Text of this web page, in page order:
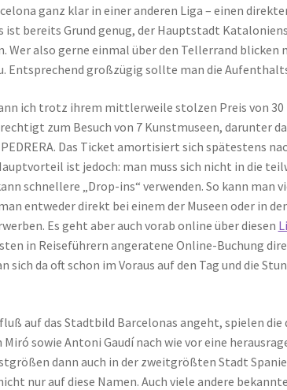
ganz klar in einer anderen Liga – einen
ist bereits Grund genug, der Hauptstadt
Wer also gerne einmal über den Tellerrand blicken
Entsprechend großzügig sollte man die
ich trotz ihrem mittlerweile stolzen Preis von 30
zum Besuch von 7 Kunstmuseen, darunter das
PEDRERA. Das Ticket amortisiert sich spätestens
ist jedoch: man muss sich nicht in die
schnellere „Drop-ins“ verwenden. So kann man
entweder direkt bei einem der Museen oder in
Es geht aber auch vorab online über diesen
in Reiseführern angeratene Online-Buchung
sich da oft schon im Voraus auf den Tag und die
auf das Stadtbild Barcelonas angeht, spielen
sowie Antoni Gaudí nach wie vor eine
dann auch in der zweitgrößten Stadt
nur auf diese Namen. Auch viele andere